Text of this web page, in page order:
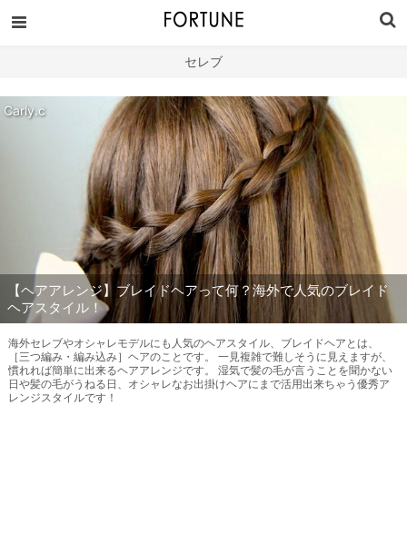
セレブ
Carly.c
【ヘアアレンジ】ブレイドヘアって何？海外で人気のブレイド
ヘアスタイル！
海外セレブやオシャレモデルにも人気のヘアスタイル、ブレイドヘアとは、
［三つ編み・編み込み］ヘアのことです。 一見複雑で難しそうに見えますが、
慣れれば簡単に出来るヘアアレンジです。 湿気で髪の毛が言うことを聞かない
日や髪の毛がうねる日、オシャレなお出掛けヘアにまで活用出来ちゃう優秀ア
レンジスタイルです！